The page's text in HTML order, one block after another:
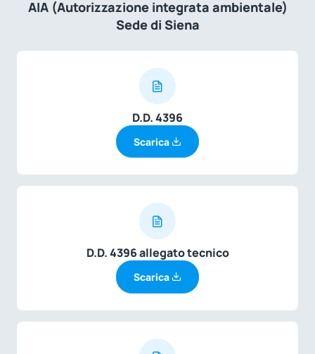
AIA (Autorizzazione integrata ambientale)
Sede di Siena
D.D. 4396
Scarica
D.D. 4396 allegato tecnico
Scarica